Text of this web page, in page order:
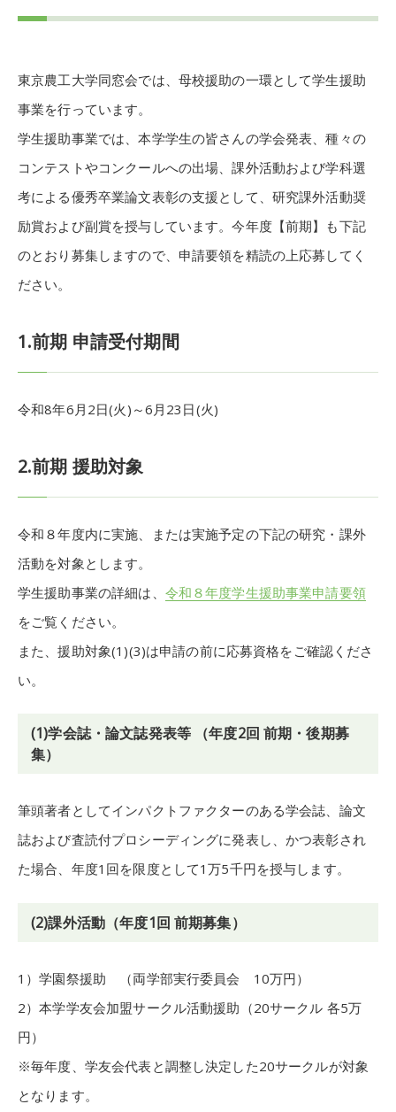
東京農工大学同窓会では、母校援助の一環として学生援助
事業を行っています。
学生援助事業では、本学学生の皆さんの学会発表、種々の
コンテストやコンクールへの出場、課外活動および学科選
考による優秀卒業論文表彰の支援として、研究課外活動奨
励賞および副賞を授与しています。今年度【前期】も下記
のとおり募集しますので、申請要領を精読の上応募してく
ださい。
1.前期 申請受付期間
令和8年6月2日(火)～6月23日(火)
2.前期 援助対象
令和８年度内に実施、または実施予定の下記の研究・課外
活動を対象とします。
学生援助事業の詳細は、 令和８年度学生援助事業申請要領
をご覧ください。
また、援助対象(1)(3)は申請の前に応募資格をご確認くださ
い。
(1)学会誌・論文誌発表等 （年度2回 前期・後期募
集）
筆頭著者としてインパクトファクターのある学会誌、論文
誌および査読付プロシーディングに発表し、かつ表彰され
た場合、年度1回を限度として1万5千円を授与します。
(2)課外活動（年度1回 前期募集）
1）学園祭援助 （両学部実行委員会 10万円）
2）本学学友会加盟サークル活動援助（20サークル 各5万
円）
※毎年度、学友会代表と調整し決定した20サークルが対象
となります。